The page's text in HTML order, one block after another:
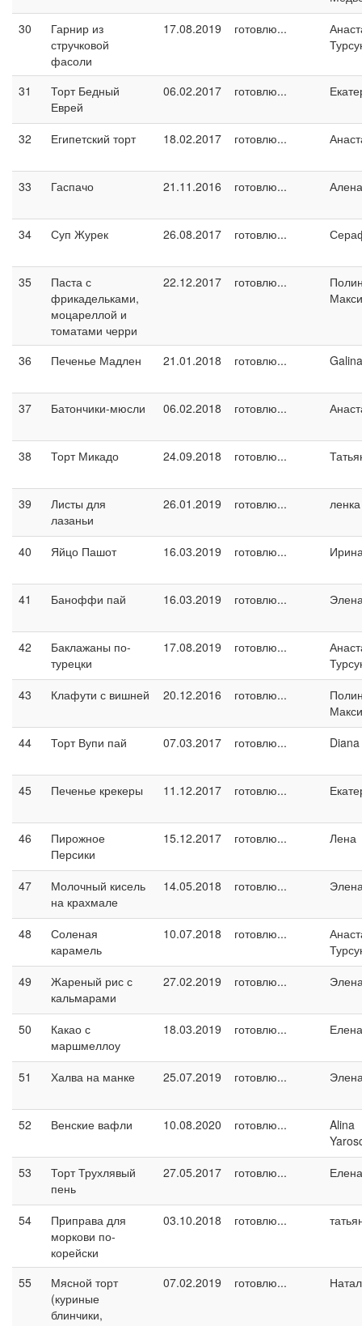
30
Гарнир из
стручковой
фасоли
17.08.2019 готовлю...
31
Торт Бедный
Еврей
06.02.2017 готовлю...
32 Египетский торт 18.02.2017 готовлю...
33 Гаспачо 21.11.2016 готовлю... Алена
34 Суп Журек 26.08.2017 готовлю...
35
Паста с
фрикадельками,
моцареллой и
томатами черри
22.12.2017 готовлю...
36 Печенье Мадлен 21.01.2018 готовлю...
37 Батончики-мюсли 06.02.2018 готовлю...
38 Торт Микадо 24.09.2018 готовлю...
39
Листы для
лазаньи
26.01.2019 готовлю...
40 Яйцо Пашот 16.03.2019 готовлю...
41 Баноффи пай 16.03.2019 готовлю...
42
Баклажаны по-
турецки
17.08.2019 готовлю...
43
Клафути с вишней 20.12.2016 готовлю...
44
Торт Вупи пай 07.03.2017 готовлю... Diana
45 Печенье крекеры 11.12.2017 готовлю...
46
Пирожное
Персики
15.12.2017 готовлю... Лена
47
Молочный кисель
на крахмале
14.05.2018 готовлю...
48
Соленая
карамель
10.07.2018 готовлю...
49
Жареный рис с
кальмарами
27.02.2019 готовлю...
50
Какао с
маршмеллоу
18.03.2019 готовлю...
51 Халва на манке 25.07.2019 готовлю...
52 Венские вафли 10.08.2020 готовлю...
Alina
53
Торт Трухлявый
пень
27.05.2017 готовлю...
54
Приправа для
моркови по-
корейски
03.10.2018 готовлю...
55
Мясной торт
(куриные
блинчики,
07.02.2019 готовлю...